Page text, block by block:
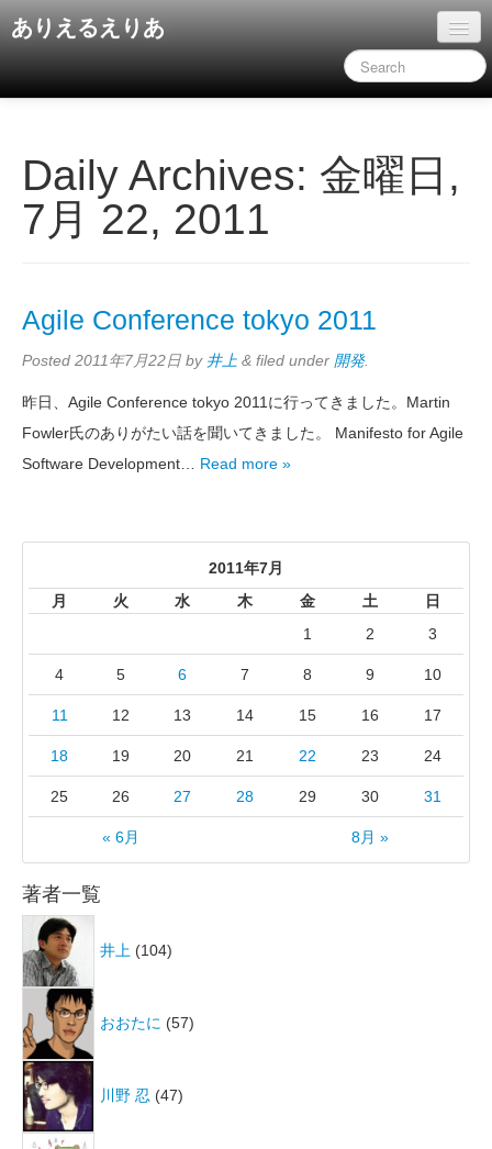
ありえるえりあ
旧コンテンツ
Daily Archives: 金曜日,
7月 22, 2011
Agile Conference tokyo 2011
Posted 2011年7月22日 by 井上 & filed under 開発.
昨日、Agile Conference tokyo 2011に行ってきました。Martin
Fowler氏のありがたい話を聞いてきました。 Manifesto for Agile
Software Development… Read more »
2011年7月
月
火 水 木 金 土 日
« 6月 8月 »
1 2 3
4 5 6 7 8 9 10
11 12 13 14 15 16 17
18 19 20 21 22 23 24
25 26 27 28 29 30 31
著者一覧
井上 (104)
おおたに (57)
川野 忍 (47)